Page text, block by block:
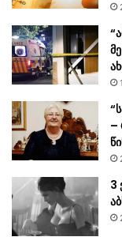
–
3